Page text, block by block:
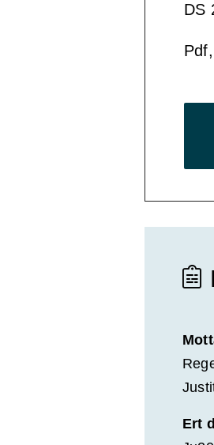
DS
Ert